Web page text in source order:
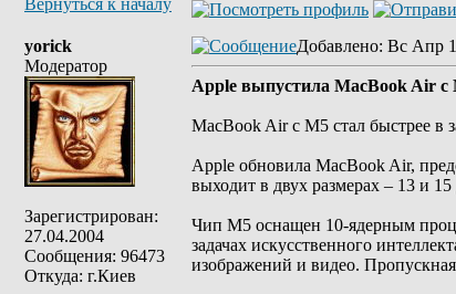
Вернуться к началу
yorick
Модератор
Зарегистрирован:
27.04.2004
Сообщения: 96473
Откуда: г.Киев
Добавлено: Вс Апр
Apple выпустила MacBook Air с
MacBook Air с M5 стал быстрее в
Apple обновила MacBook Air,
выходит в двух размерах – 13 и
Чип M5 оснащен 10-ядерным
задачах искусственного
изображений и видео.